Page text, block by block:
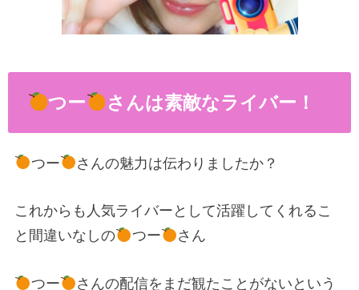
つー さんは素敵なライバー！
つー さんの魅力は伝わりましたか？
これからも人気ライバーとして活躍してくれるこ
と間違いなしの
つー さん
つー さんの配信をまだ観たことがないという